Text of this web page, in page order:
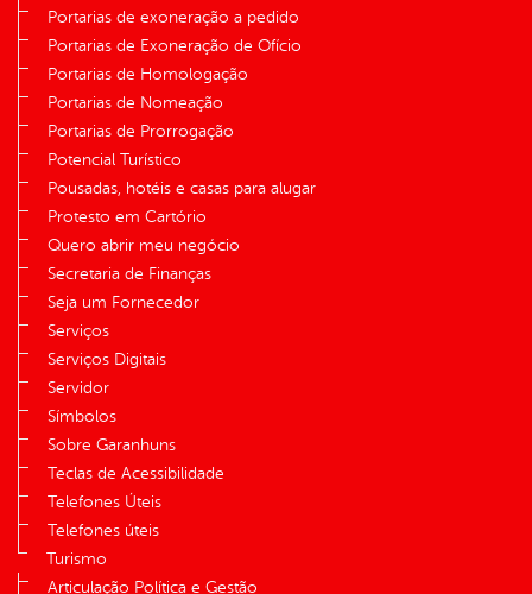
Portarias de exoneração a pedido
Portarias de Exoneração de Ofício
Portarias de Homologação
Portarias de Nomeação
Portarias de Prorrogação
Potencial Turístico
Pousadas, hotéis e casas para alugar
Protesto em Cartório
Quero abrir meu negócio
Secretaria de Finanças
Seja um Fornecedor
Serviços
Serviços Digitais
Servidor
Símbolos
Sobre Garanhuns
Teclas de Acessibilidade
Telefones Úteis
Telefones úteis
Turismo
Articulação Política e Gestão